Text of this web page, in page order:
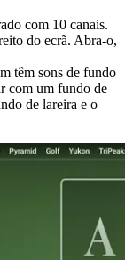
com 10 canais.
do ecrã. Abra-o,
têm sons de fundo
com um fundo de
de lareira e o